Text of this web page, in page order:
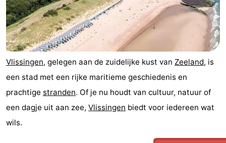
Vlissingen, gelegen aan de zuidelijke kust van Zeeland, is
een stad met een rijke maritieme geschiedenis en
prachtige stranden. Of je nu houdt van cultuur, natuur of
een dagje uit aan zee, Vlissingen biedt voor iedereen wat
wils.